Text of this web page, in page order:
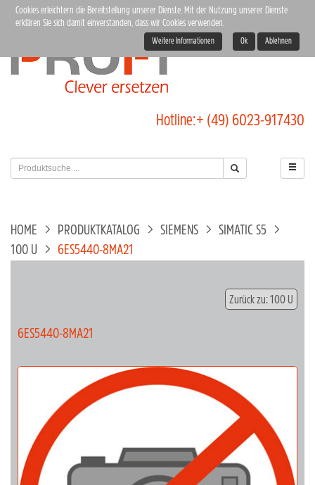
Hotline:+ (49) 6023-917430
HOME PRODUKTKATALOG SIEMENS
SIMATIC S5
100 U
6ES5440-8MA21
Zurück zu: 100 U
6ES5440-8MA21
Cookies erleichtern die Bereitstellung unserer Dienste. Mit der Nutzung unserer Dienste
erklären Sie sich damit einverstanden, dass wir Cookies verwenden.
Weitere Informationen Ok Ablehnen